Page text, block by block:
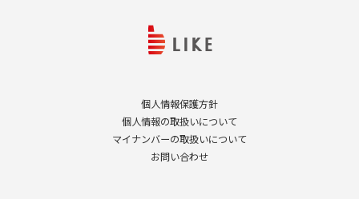
個人情報保護方針
個人情報の取扱いについて
マイナンバーの取扱いについて
お問い合わせ